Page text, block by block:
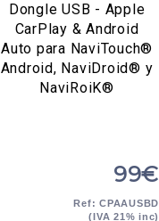
Dongle USB - Apple
CarPlay & Android
Auto para NaviTouch®
Android, NaviDroid® y
NaviRoiK®
99€
Ref: CPAAUSBD
(IVA 21% inc)